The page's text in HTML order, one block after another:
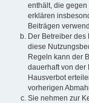
enthält, die
erklären
Beiträgen
Der Betreiber des
diese
Regeln kann der
dauerhaft von der
Hausverbot
vorherigen
Sie nehmen zur